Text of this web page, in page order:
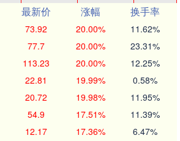
最新价 涨幅
换手率
73.92 20.00% 11.62%
77.7 20.00% 23.31%
113.23 20.00% 12.25%
22.81 19.99% 0.58%
20.72 19.98% 11.95%
54.9 17.51% 11.39%
12.17 17.36% 6.47%